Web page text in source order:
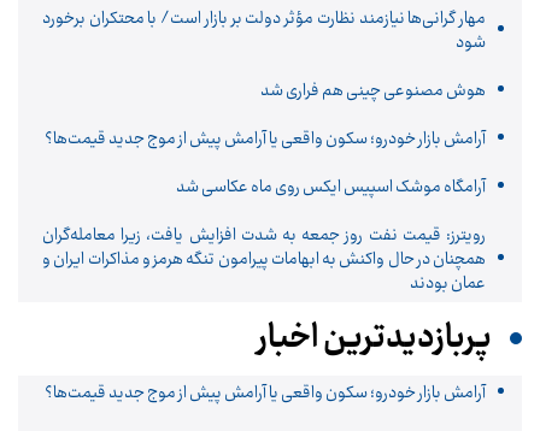
مهار گرانی‌ها نیازمند نظارت مؤثر دولت بر بازار است/ با محتکران برخورد
شود
هوش مصنوعی چینی هم فراری شد
آرامش بازار خودرو؛ سکون واقعی یا آرامش پیش از موج جدید قیمت‌ها؟
آرامگاه موشک اسپیس ایکس روی ماه عکاسی شد
رویترز: قیمت نفت روز جمعه به شدت افزایش یافت، زیرا معامله‌گران
همچنان در حال واکنش به ابهامات پیرامون تنگه هرمز و مذاکرات ایران و
عمان بودند
پربازدیدترین اخبار
آرامش بازار خودرو؛ سکون واقعی یا آرامش پیش از موج جدید قیمت‌ها؟